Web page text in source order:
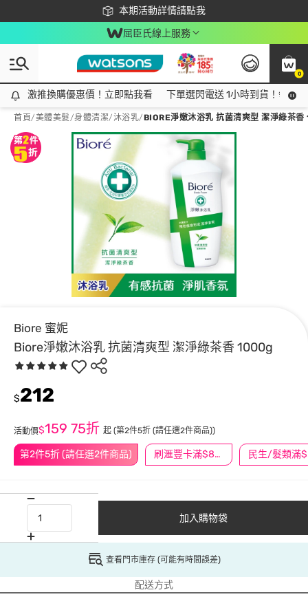
本期活動詳情請點我
下載app最高回饋$350
屈臣氏線上服務
0
激推換購優惠價！立即點我看
激推換購優惠價！立即點我看 下單選閃電送 1小時到貨！領神
首頁/美體美髮/身體清潔/沐浴乳/BIORE淨嫩沐浴乳 抗菌清爽型 潔淨綠茶
Biore 蜜妮
Biore淨嫩沐浴乳 抗菌清爽型 潔淨綠茶香 1000g
第2件5折 (請任選2件商品) 刷滙豐卡滿$888送3萬點
$212
活動價$159 75折 起 (第2件5折 (請任選2件商品))
加入購物袋
查看門市庫存 (可能有時間誤差)
配送方式